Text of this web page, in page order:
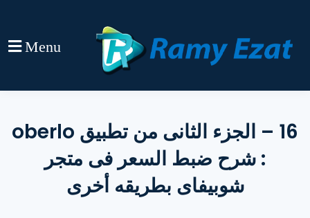
Menu
16 – الجزء الثانى من تطبيق oberlo
: شرح ضبط السعر فى متجر
شوبيفاى بطريقه أخرى